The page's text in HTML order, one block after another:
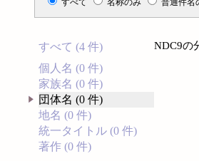
すべて (4 件)
個人名 (0 件)
家族名 (0 件)
団体名 (0 件)
地名 (0 件)
統一タイトル (0 件)
著作 (0 件)
NDC9の